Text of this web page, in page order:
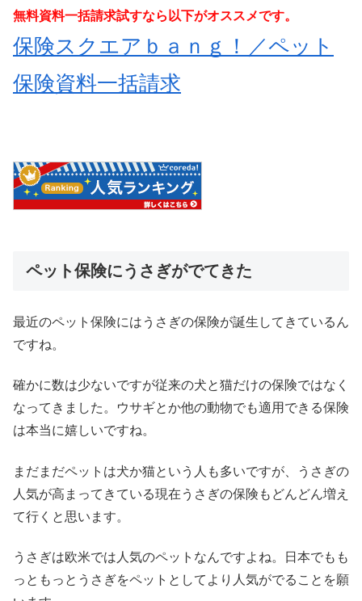
無料資料一括請求試すなら以下がオススメです。
保険スクエアｂａｎｇ！／ペット
保険資料一括請求
ペット保険にうさぎがでてきた
最近のペット保険にはうさぎの保険が誕生してきているん
ですね。
確かに数は少ないですが従来の犬と猫だけの保険ではなく
なってきました。ウサギとか他の動物でも適用できる保険
は本当に嬉しいですね。
まだまだペットは犬か猫という人も多いですが、うさぎの
人気が高まってきている現在うさぎの保険もどんどん増え
て行くと思います。
うさぎは欧米では人気のペットなんですよね。日本でもも
っともっとうさぎをペットとしてより人気がでることを願